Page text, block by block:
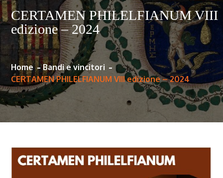
CERTAMEN PHILELFIANUM VIII
edizione – 2024
Home
Bandi e vincitori
CERTAMEN PHILELFIANUM VIII edizione – 2024